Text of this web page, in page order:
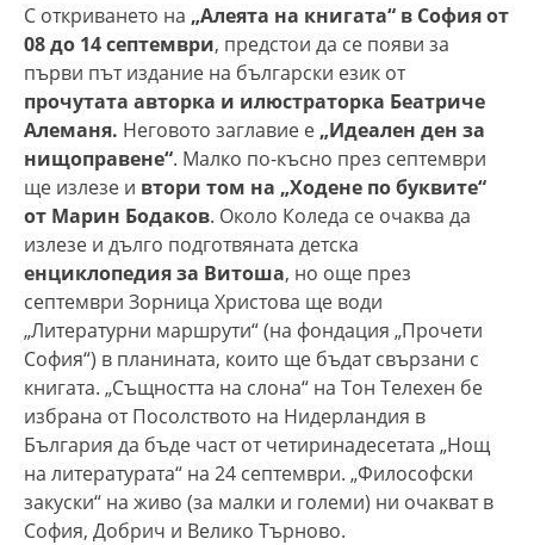
С откриването на „Алеята на книгата“ в Софияот
08 до 14 септември, предстои да се появи за
първи път издание на български език от
прочутата авторка и илюстраторка Беатриче
Алеманя. Неговото заглавие е „Идеален ден за
нищоправене“. Малко по-късно през септември
ще излезе и втори том на „Ходене по буквите“
от Марин Бодаков. Около Коледа се очаква да
излезе и дълго подготвяната детска
енциклопедия за Витоша, но още през
септември Зорница Христова ще води
„Литературни маршрути“(на фондация „Прочети
София“) в планината, които ще бъдат свързани с
книгата. „Същността на слона“ на Тон Телехен бе
избрана от Посолството на Нидерландия в
България да бъде част от четиринадесетата „Нощ
на литературата“ на 24 септември. „Философски
закуски“ на живо (за малки и големи) ни очакват в
София, Добрич и Велико Търново.